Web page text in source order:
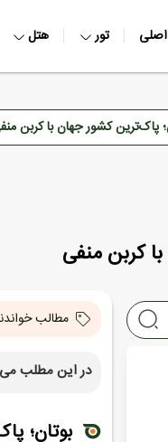
تور هتل
پاک‌ترین کشور جهان با کربن
کربن منفی
مطالب
در این مطلب
بوتان؛